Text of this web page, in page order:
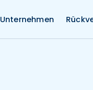
Unternehmen